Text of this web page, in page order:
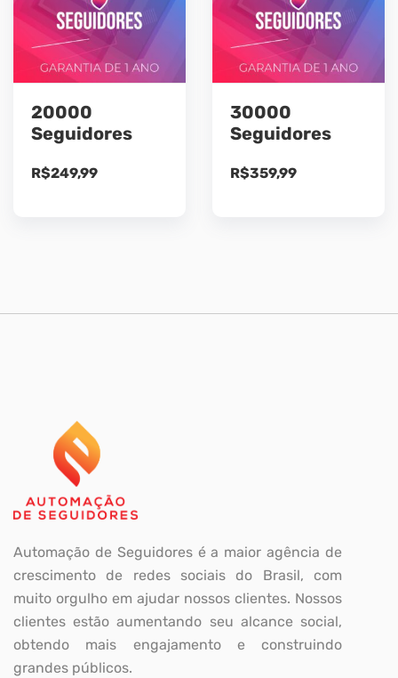
20000
Seguidores
R$249,99
30000
Seguidores
R$359,99
Automação de Seguidores é a maior agência de
crescimento de redes sociais do Brasil, com
muito orgulho em ajudar nossos clientes. Nossos
clientes estão aumentando seu alcance social,
obtendo mais engajamento e construindo
grandes públicos.